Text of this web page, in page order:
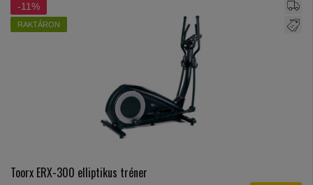
-11%
RAKTÁRON
Toorx ERX-300 elliptikus tréner